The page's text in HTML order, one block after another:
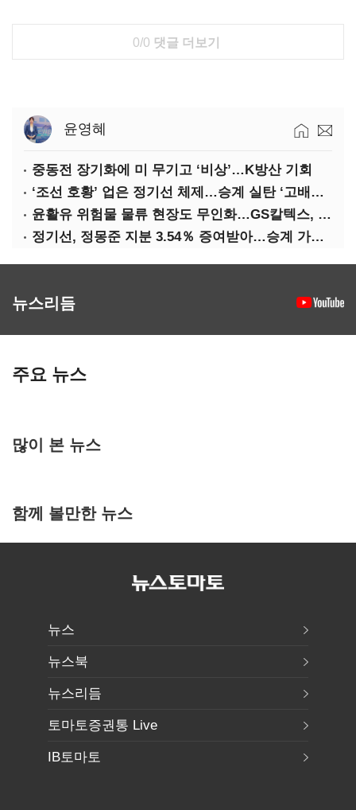
0/0 댓글 더보기
윤영혜
중동전 장기화에 미 무기고 ‘비상’…K방산 기회
‘조선 호황’ 업은 정기선 체제…승계 실탄 ‘고배당’ 주목
윤활유 위험물 물류 현장도 무인화…GS칼텍스, 디지털 전환 가속
정기선, 정몽준 지분 3.54％ 증여받아…승계 가속화
뉴스리듬
주요 뉴스
많이 본 뉴스
함께 볼만한 뉴스
뉴스
뉴스북
뉴스리듬
토마토증권통 Live
IB토마토